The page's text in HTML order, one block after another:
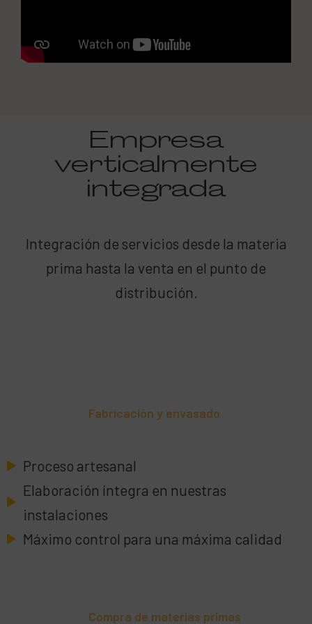
Empresa
verticalmente
integrada
Integración de servicios desde la materia
prima hasta la venta en el punto de
distribución.
Fabricación y envasado
Proceso artesanal
Elaboración íntegra en nuestras
instalaciones
Máximo control para una máxima calidad
Compra de materias primas